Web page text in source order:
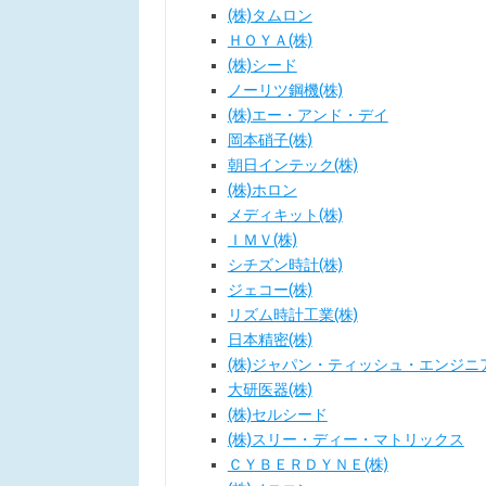
(株)タムロン
ＨＯＹＡ(株)
(株)シード
ノーリツ鋼機(株)
(株)エー・アンド・デイ
岡本硝子(株)
朝日インテック(株)
(株)ホロン
メディキット(株)
ＩＭＶ(株)
シチズン時計(株)
ジェコー(株)
リズム時計工業(株)
日本精密(株)
(株)ジャパン・ティッシュ・エンジニ
大研医器(株)
(株)セルシード
(株)スリー・ディー・マトリックス
ＣＹＢＥＲＤＹＮＥ(株)